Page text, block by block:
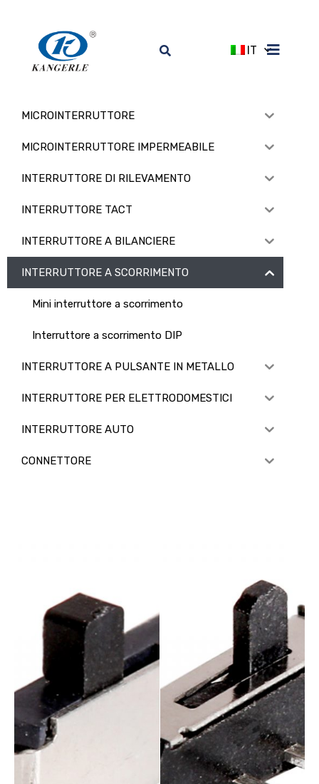
IT
MICROINTERRUTTORE
MICROINTERRUTTORE IMPERMEABILE
INTERRUTTORE DI RILEVAMENTO
INTERRUTTORE TACT
INTERRUTTORE A BILANCIERE
INTERRUTTORE A SCORRIMENTO
Mini interruttore a scorrimento
Interruttore a scorrimento DIP
INTERRUTTORE A PULSANTE IN METALLO
INTERRUTTORE PER ELETTRODOMESTICI
INTERRUTTORE AUTO
CONNETTORE